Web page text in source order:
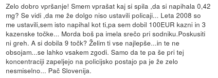
Zelo dobro vpršanje! Smem vprašat kaj si spila ,da si napihala 0,42
mg? Se vidi ,da me že dolgo niso ustavili policaji... Leta 2008 so
me ustavili,sem isto napihal kot ti,pa sem dobil 100EUR kazni in 3
kazenske točke... Morda boš pa imela srečo pri sodniku.Poskusiti
ni greh. A si dobila 9 točk? Želim ti vse najlepše...in te ne
obsojam...se lahko vsakem zgodi. Samo da te pa še pri tej
koncentraciji zapeljejo na policijsko postajo pa je že zelo
nesmiselno... Pač Slovenija.